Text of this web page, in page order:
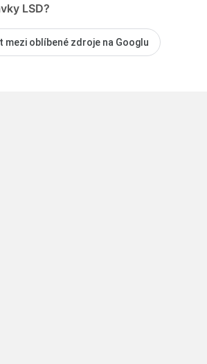
LSD?
mezi oblíbené zdroje na Googlu